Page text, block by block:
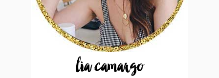
lia camargo